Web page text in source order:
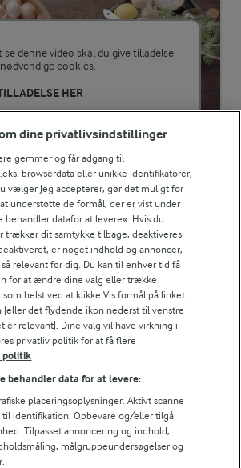
G
se denne video skal du give tilladelse
cookies.
HER
du løg
til at snitte løg hurtigt og effektivt?
viser, hvor nemt det er at snitte løg
forslag
dine privatlivsindstillinger
gemmer og får adgang til
browserdata eller unikke identifikatorer,
vælger Jeg accepterer, gør det muligt for
understøtte de formål, der er vist under
behandler datafor at levere«. Hvis du
trækker dit samtykke tilbage, deaktiveres
er noget indhold og annoncer,
relevant for dig. Du kan til enhver tid få
for at ændre dine valg eller trække
helst ved at klikke Vis formål på linket
[eller det flydende ikon nederst til venstre
er relevant]. Dine valg vil have virkning i
privatliv politik for at få flere
politik
behandler data for at levere:
placeringsoplysninger. Aktivt scanne
til identifikation. Opbevare og/eller tilgå
Tilpasset annoncering og indhold,
målgruppeundersøgelser og